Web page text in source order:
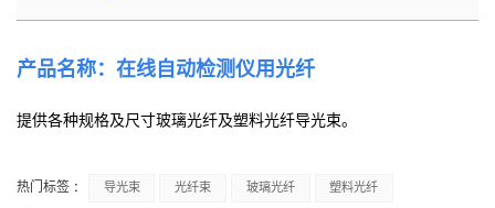
产品名称：在线自动检测仪用光纤
提供各种规格及尺寸玻璃光纤及塑料光纤导光束。
热门标签 : 导光束 光纤束 玻璃光纤 塑料光纤